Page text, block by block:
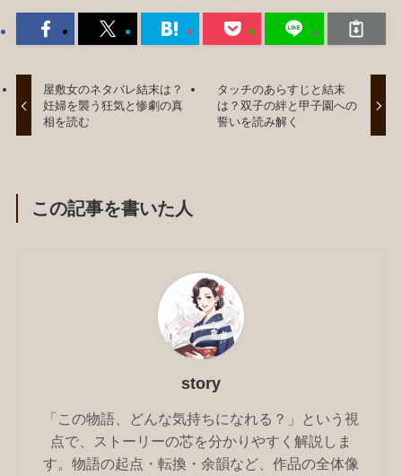
屋敷女のネタバレ結末は？
妊婦を襲う狂気と惨劇の真
相を読む
タッチのあらすじと結末
は？双子の絆と甲子園への
誓いを読み解く
この記事を書いた人
story
「この物語、どんな気持ちになれる？」という視
点で、ストーリーの芯を分かりやすく解説しま
す。物語の起点・転換・余韻など、作品の全体像